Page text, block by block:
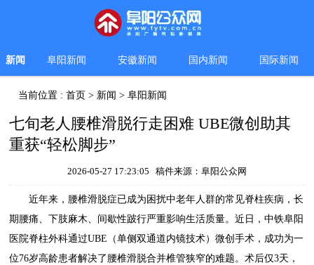
新闻 阜阳新闻 安徽新闻 国内新闻 国际新闻
当前位置 :首页 > 新闻 >阜阳新闻
七旬老人腰椎滑脱行走困难 UBE微创助其
重获“轻松脚步”
2026-05-27 17:23:05 稿件来源：阜阳公众网
近年来，腰椎滑脱症已成为困扰中老年人群的常见脊柱疾病，长
期腰痛、下肢麻木、间歇性跛行严重影响生活质量。近日，中铁阜阳
医院脊柱外科通过UBE（单侧双通道内镜技术）微创手术，成功为一
位76岁高龄患者解决了腰椎滑脱合并椎管狭窄的难题。术后仅3天，